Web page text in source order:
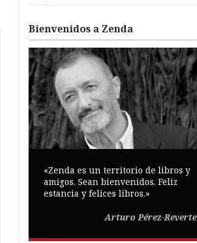
Bienvenidos a Zenda
«Zenda es un territorio de libros y
amigos. Sean bienvenidos. Feliz
estancia y felices libros.»
Arturo Pérez-Reverte